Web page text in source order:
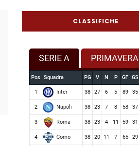
CLASSIFICHE
SERIE A PRIMAVERA
Pos Squadra PG V N P GF GS
1 Inter 38 27 6 5 89 35
2 Napoli 38 23 7 8 58 37
3 Roma 38 23 4 11 59 31
4 Como 38 20 11 7 65 29